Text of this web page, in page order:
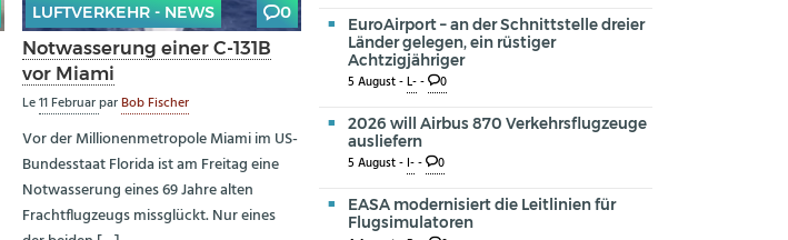
LUFTVERKEHR - NEWS 0
Notwasserung einer C-131B
vor Miami
Le11 FebruarparBob Fischer
Vor der Millionenmetropole Miami im US-
Bundesstaat Florida ist am Freitag eine
Notwasserung eines 69 Jahre alten
Frachtflugzeugs missglückt. Nur eines
EuroAirport – an der Schnittstelle dreier
Länder gelegen, ein rüstiger
Achtzigjähriger
5 August -L-- 0
2026 will Airbus 870 Verkehrsflugzeuge
ausliefern
5 August -I-- 0
EASA modernisiert die Leitlinien für
Flugsimulatoren